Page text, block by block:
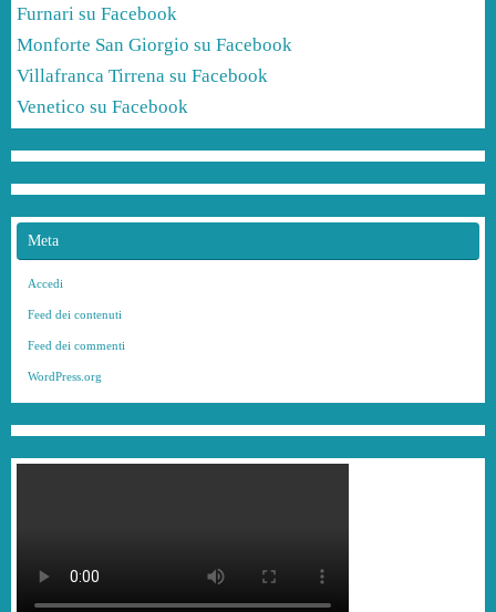
Furnari su Facebook
Monforte San Giorgio su Facebook
Villafranca Tirrena su Facebook
Venetico su Facebook
Meta
Accedi
Feed dei contenuti
Feed dei commenti
WordPress.org